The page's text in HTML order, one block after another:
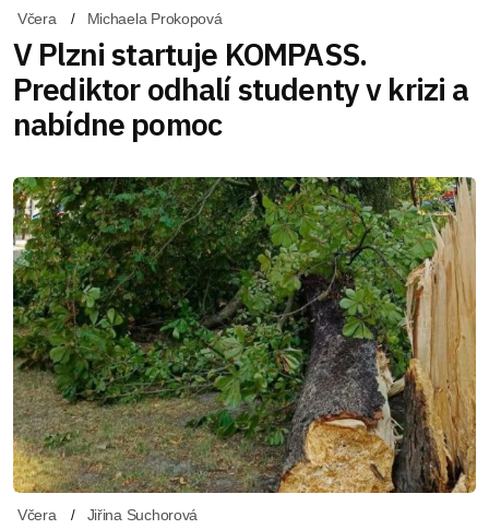
Včera Michaela Prokopová
V Plzni startuje KOMPASS.
Prediktor odhalí studenty v krizi a
nabídne pomoc
Včera Jiřina Suchorová